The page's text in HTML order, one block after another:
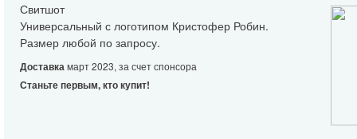
Свитшот
Универсальный с логотипом Кристофер Робин.
Размер любой по запросу.
Доставкамарт 2023, за счет спонсора
Станьте первым, кто купит!